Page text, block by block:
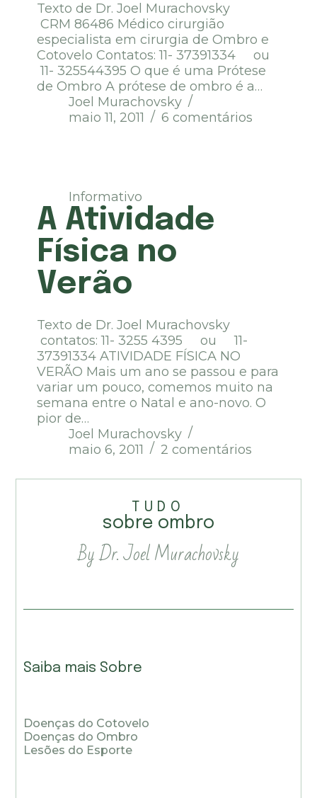
Texto de Dr. Joel Murachovsky
CRM 86486 Médico cirurgião
especialista em cirurgia de Ombro e
Cotovelo Contatos: 11- 37391334 ou
11- 325544395 O que é uma Prótese
de Ombro A prótese de ombro é a…
Joel Murachovsky
maio 11, 2011
6 comentários
Informativo
A Atividade
Física no
Verão
Texto de Dr. Joel Murachovsky
contatos: 11- 3255 4395 ou 11-
37391334 ATIVIDADE FÍSICA NO
VERÃO Mais um ano se passou e para
variar um pouco, comemos muito na
semana entre o Natal e ano-novo. O
pior de…
Joel Murachovsky
maio 6, 2011
2 comentários
TUDO
sobre ombro
By Dr. Joel Murachovsky
Saiba mais Sobre
Doenças do Cotovelo
Doenças do Ombro
Lesões do Esporte